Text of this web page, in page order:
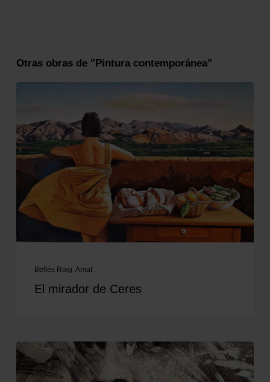
Otras obras de "Pintura contemporánea"
Bellés Roig, Amat
El mirador de Ceres